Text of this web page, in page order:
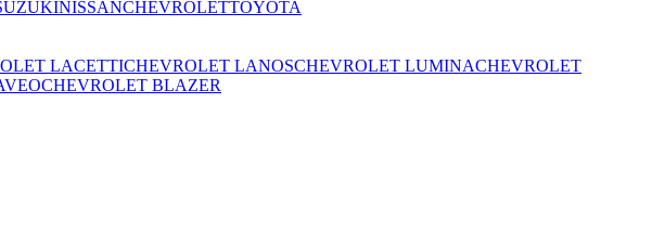
NISSANCHEVROLETTOYOTA
LACETTICHEVROLET LANOSCHEVROLET LUMINACHEVROLET
CHEVROLET BLAZER